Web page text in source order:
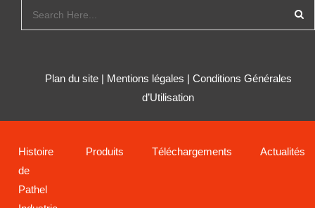
Plan du site| Mentions légales | Conditions Générales
d’Utilisation
Histoire
de
Pathel
Produits Téléchargements Actualités